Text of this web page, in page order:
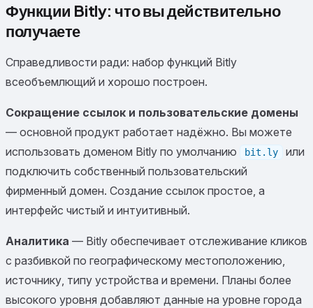
Функции Bitly: что вы действительно
получаете
Справедливости ради: набор функций Bitly
всеобъемлющий и хорошо построен.
Сокращение ссылок и пользовательские домены
— основной продукт работает надёжно. Вы можете
использовать доменом Bitly по умолчанию
bit.ly
или
подключить собственный пользовательский
фирменный домен. Создание ссылок простое, а
интерфейс чистый и интуитивный.
Аналитика — Bitly обеспечивает отслеживание кликов
с разбивкой по географическому местоположению,
источнику, типу устройства и времени. Планы более
высокого уровня добавляют данные на уровне города